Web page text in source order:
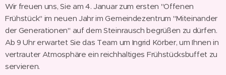
Wir freuen uns, Sie am 4. Januar zum ersten "Offenen
Frühstück" im neuen Jahr im Gemeindezentrum "Miteinander
der Generationen" auf dem Steinrausch begrüßen zu dürfen.
Ab 9 Uhr erwartet Sie das Team um Ingrid Körber, um Ihnen in
vertrauter Atmosphäre ein reichhaltiges Frühstücksbuffet zu
servieren.